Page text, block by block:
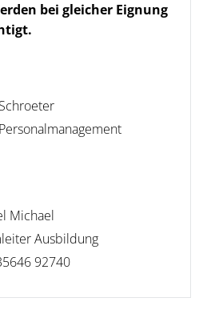
bei gleicher Eignung
Michael
Ausbildung
92740